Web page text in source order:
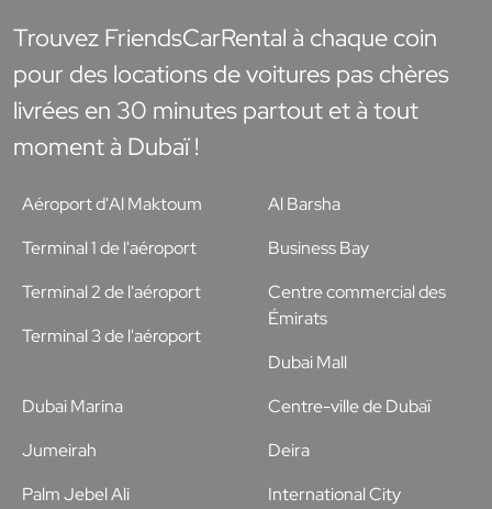
Trouvez FriendsCarRental à chaque coin
pour des locations de voitures pas chères
livrées en 30 minutes partout et à tout
moment à Dubaï !
Aéroport d'Al Maktoum
Terminal 1 de l'aéroport
Terminal 2 de l'aéroport
Terminal 3 de l'aéroport
Al Barsha
Business Bay
Centre commercial des
Émirats
Dubai Mall
Dubai Marina
Jumeirah
Palm Jebel Ali
Centre-ville de Dubaï
Deira
International City